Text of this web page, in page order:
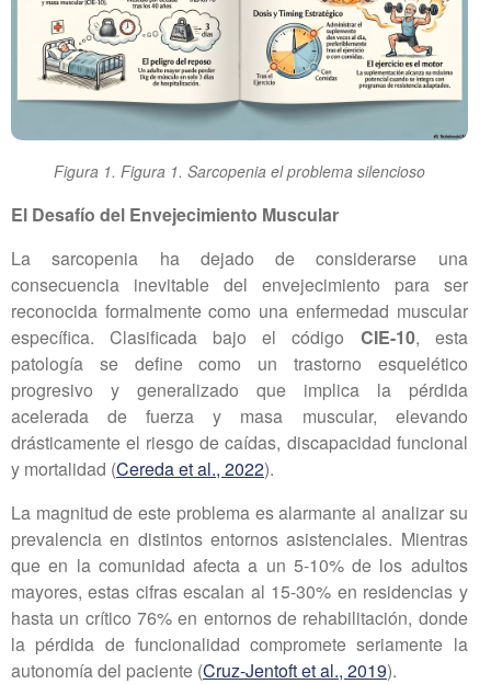
Figura 1. Figura 1. Sarcopenia el problema silencioso
El Desafío del Envejecimiento Muscular
La sarcopenia ha dejado de considerarse una
consecuencia inevitable del envejecimiento para ser
reconocida formalmente como una enfermedad muscular
específica. Clasificada bajo el código CIE-10, esta
patología se define como un trastorno esquelético
progresivo y generalizado que implica la pérdida
acelerada de fuerza y masa muscular, elevando
drásticamente el riesgo de caídas, discapacidad funcional
y mortalidad (Cereda et al., 2022).
La magnitud de este problema es alarmante al analizar su
prevalencia en distintos entornos asistenciales. Mientras
que en la comunidad afecta a un 5-10% de los adultos
mayores, estas cifras escalan al 15-30% en residencias y
hasta un crítico 76% en entornos de rehabilitación, donde
la pérdida de funcionalidad compromete seriamente la
autonomía del paciente (Cruz-Jentoft et al., 2019).